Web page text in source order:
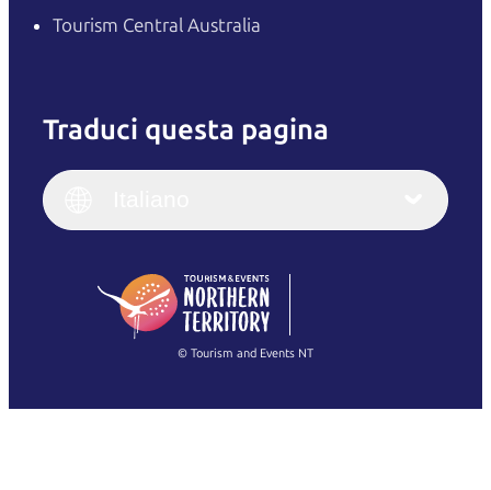
Tourism Central Australia
Traduci questa pagina
English
(Singapore)
Français
Italiano
繁體中文
© Tourism and Events NT